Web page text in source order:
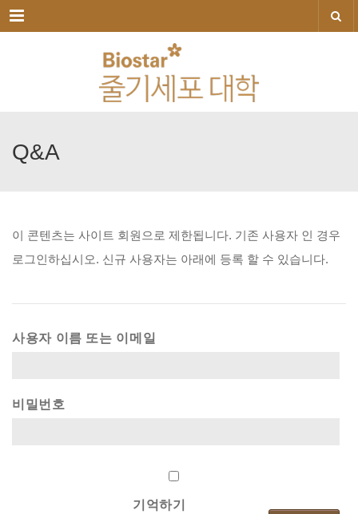
메뉴
Q&A
이 콘텐츠는 사이트 회원으로 제한됩니다. 기존 사용자 인 경우
로그인하십시오. 신규 사용자는 아래에 등록 할 수 있습니다.
사용자 이름 또는 이메일
비밀번호
기억하기